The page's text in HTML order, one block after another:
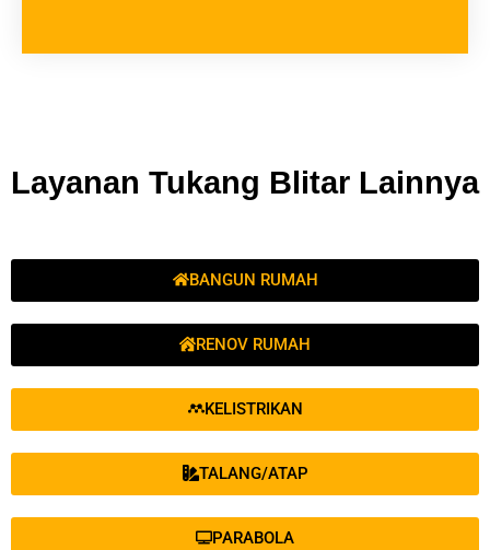
Layanan Tukang Blitar Lainnya
BANGUN RUMAH
RENOV RUMAH
KELISTRIKAN
TALANG/ATAP
PARABOLA